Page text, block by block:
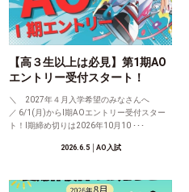
【高３生以上は必見】第1期AO
エントリー受付スタート！
＼ 2027年４月入学希望のみなさんへ
／ 6/1(月)からⅠ期AOエントリー受付スター
ト！Ⅰ期締め切りは2026年10月10 ･･･
2026.6.5│AO入試